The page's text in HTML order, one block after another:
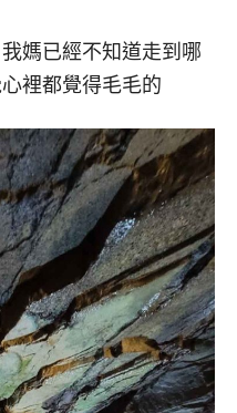
媽已經不知道走到哪
裡都覺得毛毛的